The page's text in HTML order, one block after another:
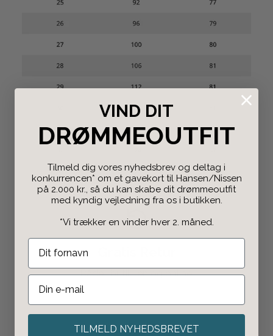
Både i butikken ogonline.
VIND DIT
DRØMMEOUTFIT
Tilmeld dig vores nyhedsbrev og deltag i
konkurrencen* om et gavekort til Hansen/Nissen
på 2.000 kr., så du kan skabe dit drømmeoutfit
med kyndig vejledning fra os i butikken.
*Vi trækker en vinder hver 2. måned.
TILMELD NYHEDSBREVET